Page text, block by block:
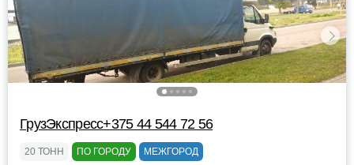
ГрузЭкспресс+375 44 544 72 56
20 ТОНН ПО ГОРОДУ МЕЖГОРОД